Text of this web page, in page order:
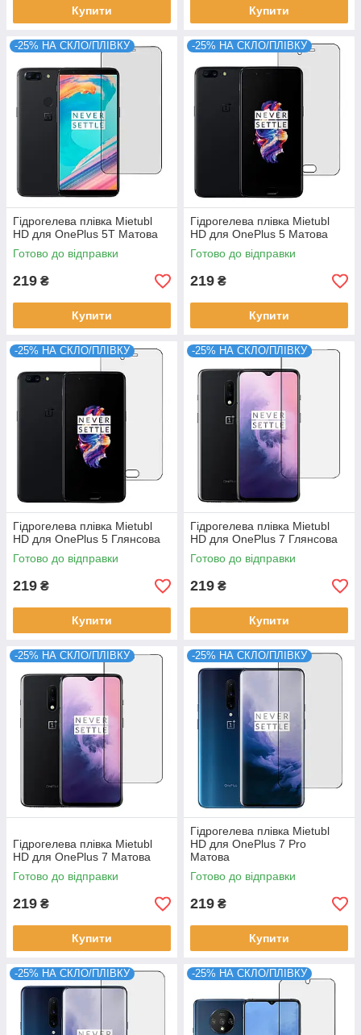
Купити Купити
-25% НА СКЛО/ПЛІВКУ
Гідрогелева плівка Mietubl
HD для OnePlus 5T Матова
Готово до відправки
219 ₴
Купити
-25% НА СКЛО/ПЛІВКУ
Гідрогелева плівка Mietubl
HD для OnePlus 5 Матова
Готово до відправки
219 ₴
Купити
-25% НА СКЛО/ПЛІВКУ
Гідрогелева плівка Mietubl
HD для OnePlus 5 Глянсова
Готово до відправки
219 ₴
Купити
-25% НА СКЛО/ПЛІВКУ
Гідрогелева плівка Mietubl
HD для OnePlus 7 Глянсова
Готово до відправки
219 ₴
Купити
-25% НА СКЛО/ПЛІВКУ
Гідрогелева плівка Mietubl
HD для OnePlus 7 Матова
Готово до відправки
219 ₴
Купити
-25% НА СКЛО/ПЛІВКУ
Гідрогелева плівка Mietubl
HD для OnePlus 7 Pro
Матова
Готово до відправки
219 ₴
Купити
-25% НА СКЛО/ПЛІВКУ -25% НА СКЛО/ПЛІВКУ